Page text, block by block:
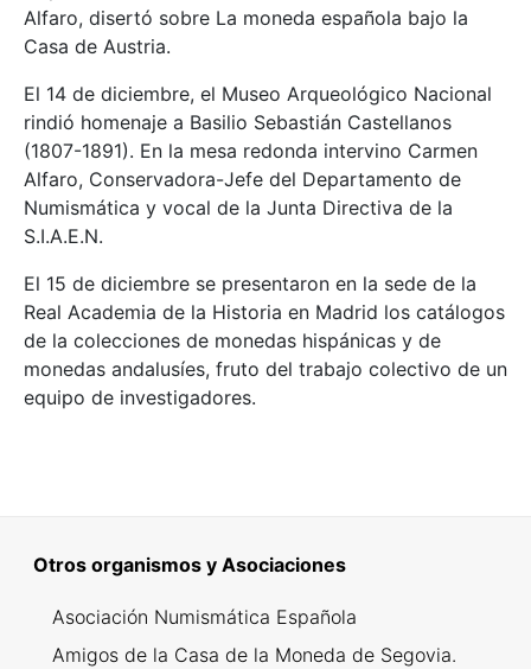
Alfaro, disertó sobre La moneda española bajo la
Casa de Austria.
El 14 de diciembre, el Museo Arqueológico Nacional
rindió homenaje a Basilio Sebastián Castellanos
(1807-1891). En la mesa redonda intervino Carmen
Alfaro, Conservadora-Jefe del Departamento de
Numismática y vocal de la Junta Directiva de la
S.I.A.E.N.
El 15 de diciembre se presentaron en la sede de la
Real Academia de la Historia en Madrid los catálogos
de la colecciones de monedas hispánicas y de
monedas andalusíes, fruto del trabajo colectivo de un
equipo de investigadores.
Otros organismos y Asociaciones
Asociación Numismática Española
Amigos de la Casa de la Moneda de Segovia.